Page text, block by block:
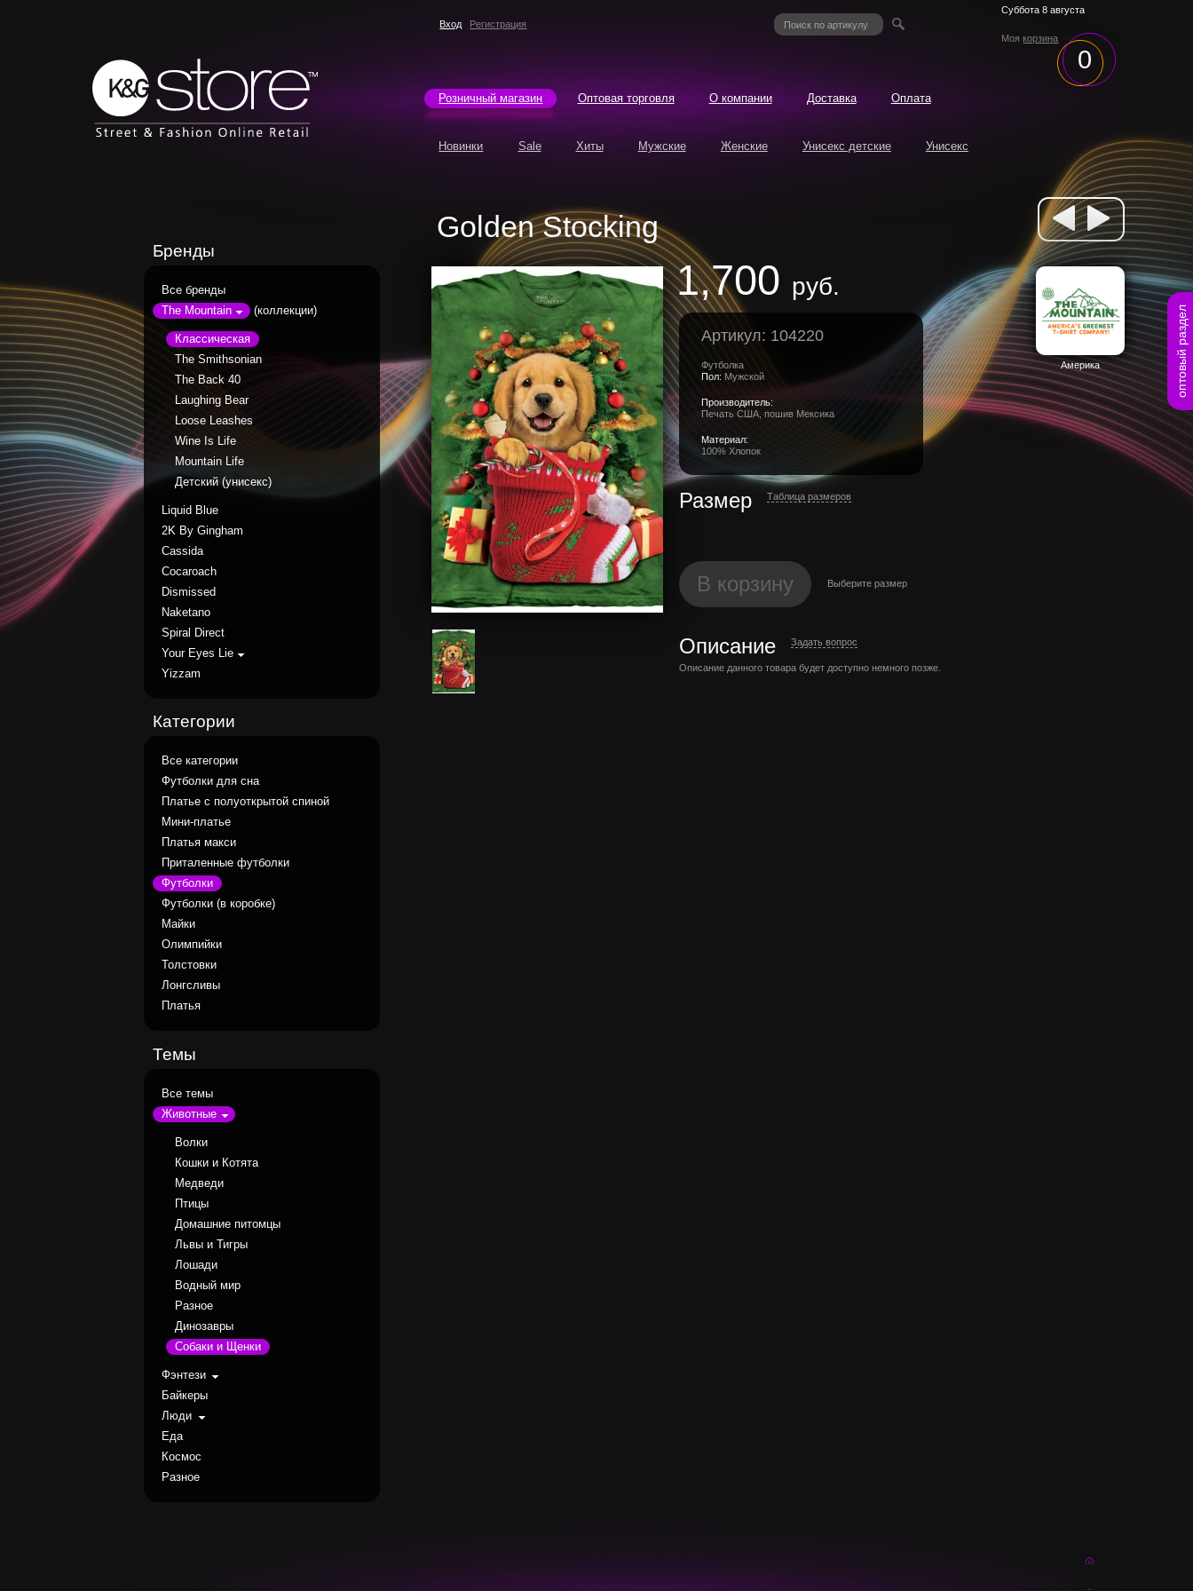
оптовый раздел
Вход Регистрация
Суббота 8 августа
Моякорзина
0
Розничный магазин Оптовая торговля О компании Доставка Оплата
Новинки Sale Хиты Мужские Женские Унисекс детские Унисекс
Golden Stocking
Бренды
Все бренды
The Mountain
(коллекции)
Классическая
The Smithsonian
The Back 40
Laughing Bear
Loose Leashes
Wine Is Life
Mountain Life
Детский (унисекс)
Liquid Blue
2K By Gingham
Cassida
Cocaroach
Dismissed
Naketano
Spiral Direct
Your Eyes Lie
Yizzam
Категории
Все категории
Футболки для сна
Платье с полуоткрытой спиной
Мини-платье
Платья макси
Приталенные футболки
Футболки
Футболки (в коробке)
Майки
Олимпийки
Толстовки
Лонгсливы
Платья
Темы
Все темы
Животные
Волки
Кошки и Котята
Медведи
Птицы
Домашние питомцы
Львы и Тигры
Лошади
Водный мир
Разное
Динозавры
Собаки и Щенки
Фэнтези
Байкеры
Люди
Еда
Космос
Разное
Америка
1,700 руб.
Артикул: 104220
Футболка
Пол: Мужской
Производитель:
Печать США, пошив Мексика
Материал:
100% Хлопок
Размер Таблица размеров
В корзину Выберите размер
Описание Задать вопрос
Описание данного товара будет доступно немного позже.